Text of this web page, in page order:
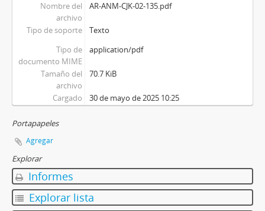
Nombre del
archivo
AR-ANM-CJK-02-135.pdf
Tipo de soporte
Texto
Tipo de
documento MIME
application/pdf
Tamaño del
archivo
70.7 KiB
Cargado 30 de mayo de 2025 10:25
Portapapeles
Agregar
Explorar
Informes
Explorar lista